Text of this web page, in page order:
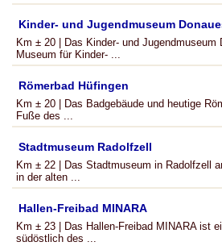
Kinder- und Jugendmuseum
Km ± 20 | Das Kinder- und Jugendmuseum
Museum für Kinder- ...
Römerbad Hüfingen
Km ± 20 | Das Badgebäude und heutige
Fuße des ...
Stadtmuseum Radolfzell
Km ± 22 | Das Stadtmuseum in Radolfzell
in der alten ...
Hallen-Freibad MINARA
Km ± 23 | Das Hallen-Freibad MINARA ist
südöstlich des ...